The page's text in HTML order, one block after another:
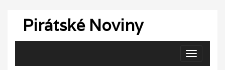
Pirátské Noviny
Zobrazit
navigaci